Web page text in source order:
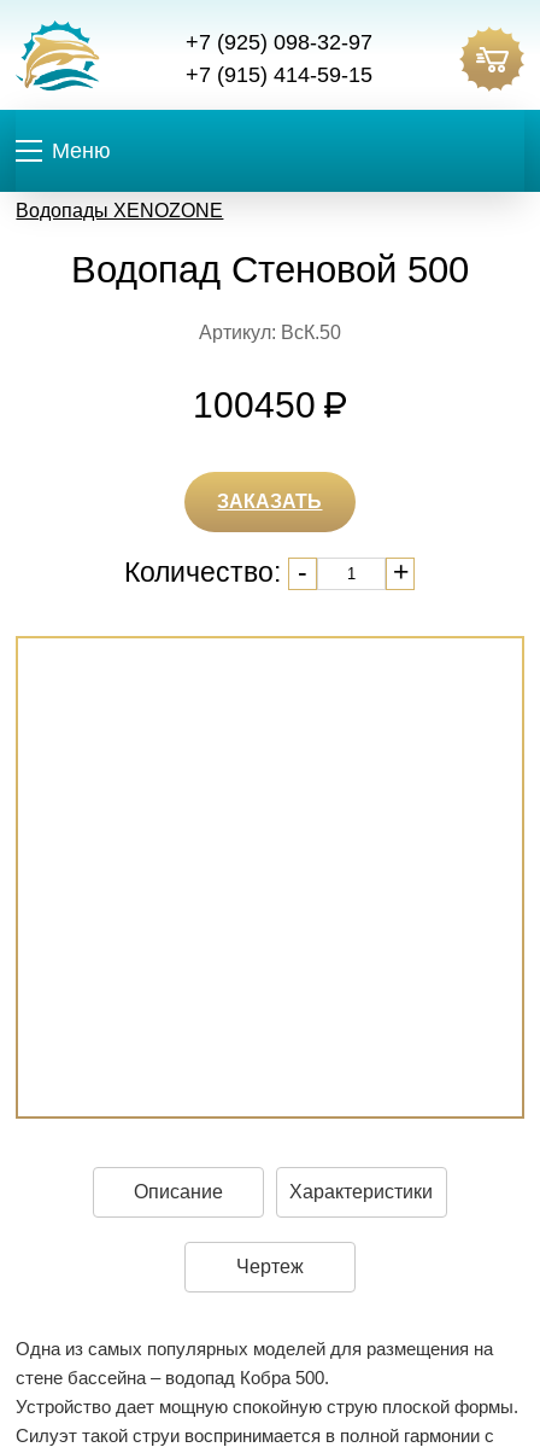
+7 (925) 098-32-97
+7 (915) 414-59-15
Меню
Водопады XENOZONE
Водопад Стеновой 500
Артикул: ВcК.50
100450
ЗАКАЗАТЬ
Количество: - +
Описание Характеристики
Чертеж
Одна из самых популярных моделей для размещения на
стене бассейна – водопад Кобра 500.
Устройство дает мощную спокойную струю плоской формы.
Силуэт такой струи воспринимается в полной гармонии с